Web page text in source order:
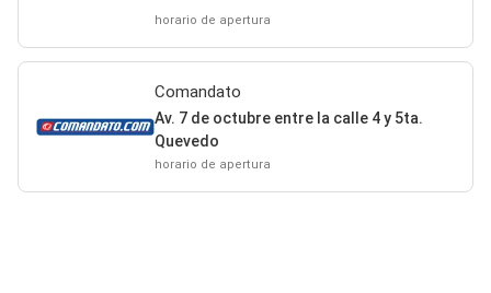
horario de apertura
Comandato
Av. 7 de octubre entre la calle 4 y 5ta.
Quevedo
horario de apertura